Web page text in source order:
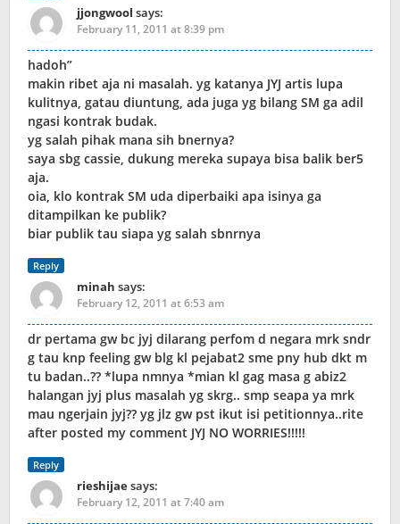
jjongwool says:
February 11, 2011 at 8:39 pm
hadoh”
makin ribet aja ni masalah. yg katanya JYJ artis lupa
kulitnya, gatau diuntung, ada juga yg bilang SM ga adil
ngasi kontrak budak.
yg salah pihak mana sih bnernya?
saya sbg cassie, dukung mereka supaya bisa balik ber5
aja.
oia, klo kontrak SM uda diperbaiki apa isinya ga
ditampilkan ke publik?
biar publik tau siapa yg salah sbnrnya
Reply
minah says:
February 12, 2011 at 6:53 am
dr pertama gw bc jyj dilarang perfom d negara mrk sndr
g tau knp feeling gw blg kl pejabat2 sme pny hub dkt m
tu badan..?? *lupa nmnya *mian kl gag masa g abiz2
halangan jyj plus masalah yg skrg.. smp seapa ya mrk
mau ngerjain jyj?? yg jlz gw pst ikut isi petitionnya..rite
after posted my comment JYJ NO WORRIES!!!!!
Reply
rieshijaesays:
February 12, 2011 at 7:40 am